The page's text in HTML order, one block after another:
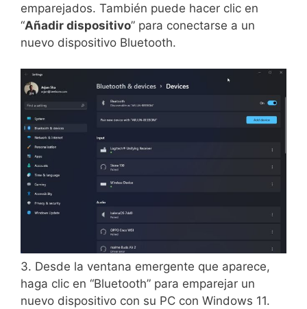
emparejados. También puede hacer clic en
“Añadir dispositivo” para conectarse a un
nuevo dispositivo Bluetooth.
3. Desde la ventana emergente que aparece,
haga clic en “Bluetooth” para emparejar un
nuevo dispositivo con su PC con Windows 11.